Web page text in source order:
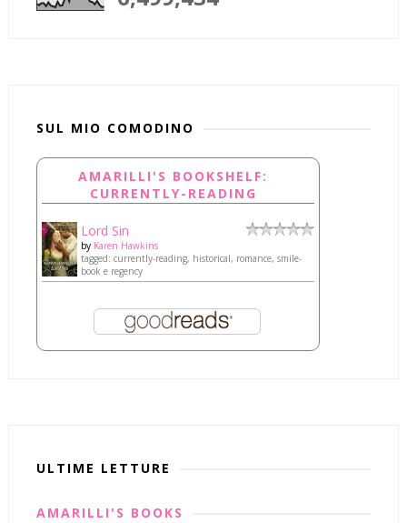
SUL MIO COMODINO
AMARILLI'S BOOKSHELF:
CURRENTLY-READING
Lord Sin
by Karen Hawkins
tagged: currently-reading, historical, romance, smile-
book e regency
ULTIME LETTURE
AMARILLI'S BOOKS